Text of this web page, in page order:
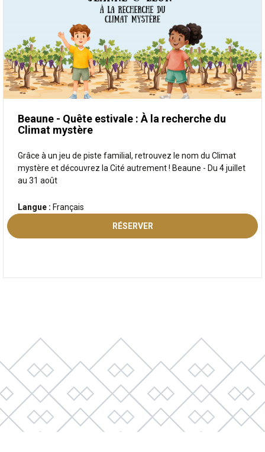
Beaune - Quête estivale : À la recherche du
Climat mystère
Grâce à un jeu de piste familial, retrouvez le nom du Climat
mystère et découvrez la Cité autrement ! Beaune - Du 4 juillet
au 31 août
Langue : Français
RÉSERVER